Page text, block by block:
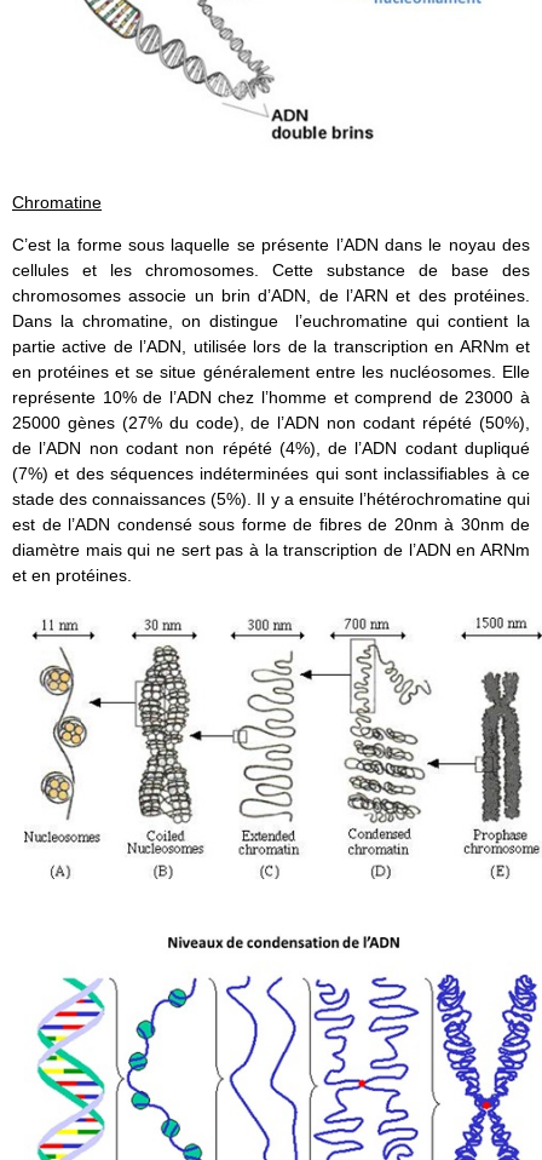
Chromatine
C’est la forme sous laquelle se présente l’ADN dans le noyau des
cellules et les chromosomes. Cette substance de base des
chromosomes associe un brin d’ADN, de l’ARN et des protéines.
Dans la chromatine, on distingue l’euchromatine qui contient la
partie active de l’ADN, utilisée lors de la transcription en ARNm et
en protéines et se situe généralement entre les nucléosomes. Elle
représente 10% de l’ADN chez l’homme et comprend de 23000 à
25000 gènes (27% du code), de l’ADN non codant répété (50%),
de l’ADN non codant non répété (4%), de l’ADN codant dupliqué
(7%) et des séquences indéterminées qui sont inclassifiables à ce
stade des connaissances (5%). Il y a ensuite l’hétérochromatine qui
est de l’ADN condensé sous forme de fibres de 20nm à 30nm de
diamètre mais qui ne sert pas à la transcription de l’ADN en ARNm
et en protéines.